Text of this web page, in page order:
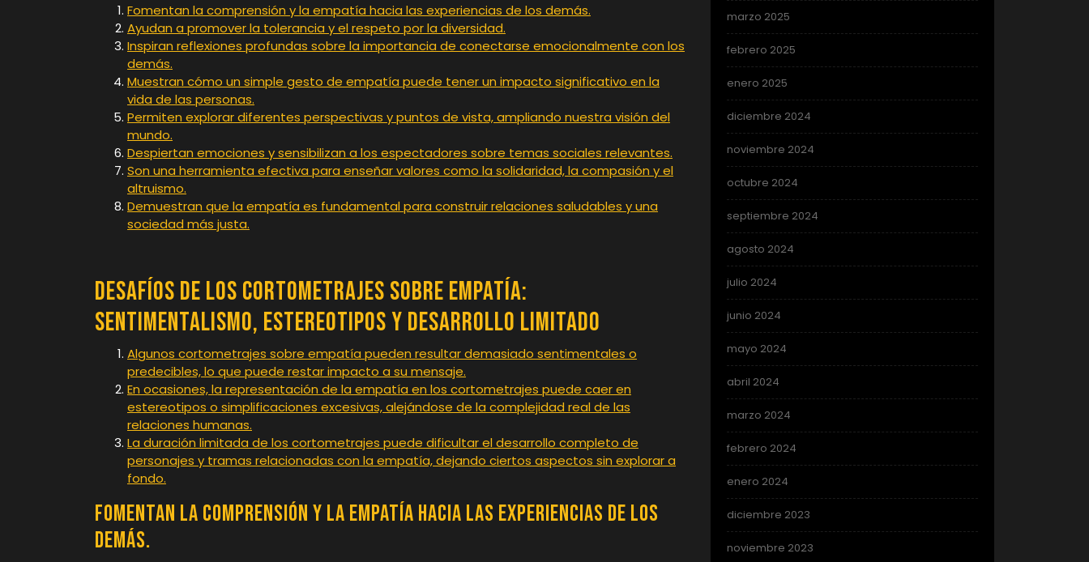
Fomentan la comprensión y la empatía hacia las experiencias de los demás.
Ayudan a promover la tolerancia y el respeto por la diversidad.
Inspiran reflexiones profundas sobre la importancia de conectarse emocionalmente con los
demás.
Muestran cómo un simple gesto de empatía puede tener un impacto significativo en la
vida de las personas.
Permiten explorar diferentes perspectivas y puntos de vista, ampliando nuestra visión del
mundo.
Despiertan emociones y sensibilizan a los espectadores sobre temas sociales relevantes.
Son una herramienta efectiva para enseñar valores como la solidaridad, la compasión y el
altruismo.
Demuestran que la empatía es fundamental para construir relaciones saludables y una
sociedad más justa.
Desafíos de los Cortometrajes sobre Empatía:
Sentimentalismo, Estereotipos y Desarrollo Limitado
Algunos cortometrajes sobre empatía pueden resultar demasiado sentimentales o
predecibles, lo que puede restar impacto a su mensaje.
En ocasiones, la representación de la empatía en los cortometrajes puede caer en
estereotipos o simplificaciones excesivas, alejándose de la complejidad real de las
relaciones humanas.
La duración limitada de los cortometrajes puede dificultar el desarrollo completo de
personajes y tramas relacionadas con la empatía, dejando ciertos aspectos sin explorar a
fondo.
Fomentan la comprensión y la empatía hacia las experiencias de los
demás.
marzo 2025
febrero 2025
enero 2025
diciembre 2024
noviembre 2024
octubre 2024
septiembre 2024
agosto 2024
julio 2024
junio 2024
mayo 2024
abril 2024
marzo 2024
febrero 2024
enero 2024
diciembre 2023
noviembre 2023